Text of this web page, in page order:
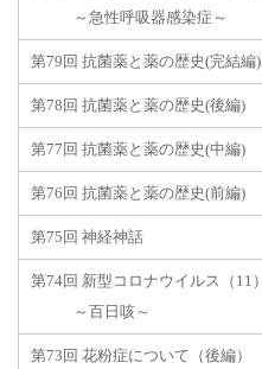
～急性呼吸器感染症～
第79回 抗菌薬と薬の歴史(完結編)
第78回 抗菌薬と薬の歴史(後編)
第77回 抗菌薬と薬の歴史(中編)
第76回 抗菌薬と薬の歴史(前編)
第75回 神経神話
第74回 新型コロナウイルス（11）
～百日咳～
第73回 花粉症について（後編）